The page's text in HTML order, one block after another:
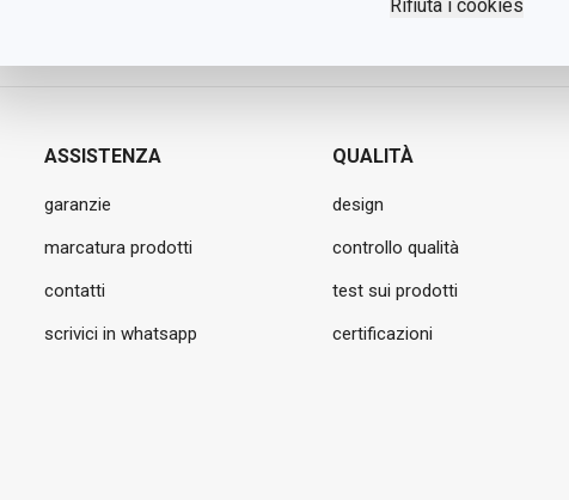
Rifiuta i cookies
ASSISTENZA
garanzie
marcatura prodotti
contatti
scrivici in whatsapp
QUALITÀ
design
controllo qualità
test sui prodotti
certificazioni